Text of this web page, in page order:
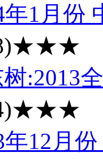
年1月份
★★★
:2013
★★★
年12月